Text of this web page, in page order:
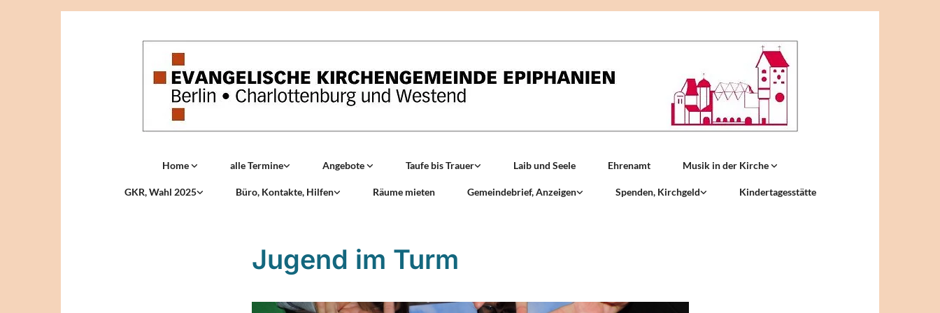
Home alle Termine Angebote Taufe bis Trauer Laib und Seele Ehrenamt Musik in der Kirche
GKR, Wahl 2025 Büro, Kontakte, Hilfen Räume mieten Gemeindebrief, Anzeigen Spenden, Kirchgeld Kindertagesstätte
Jugend im Turm